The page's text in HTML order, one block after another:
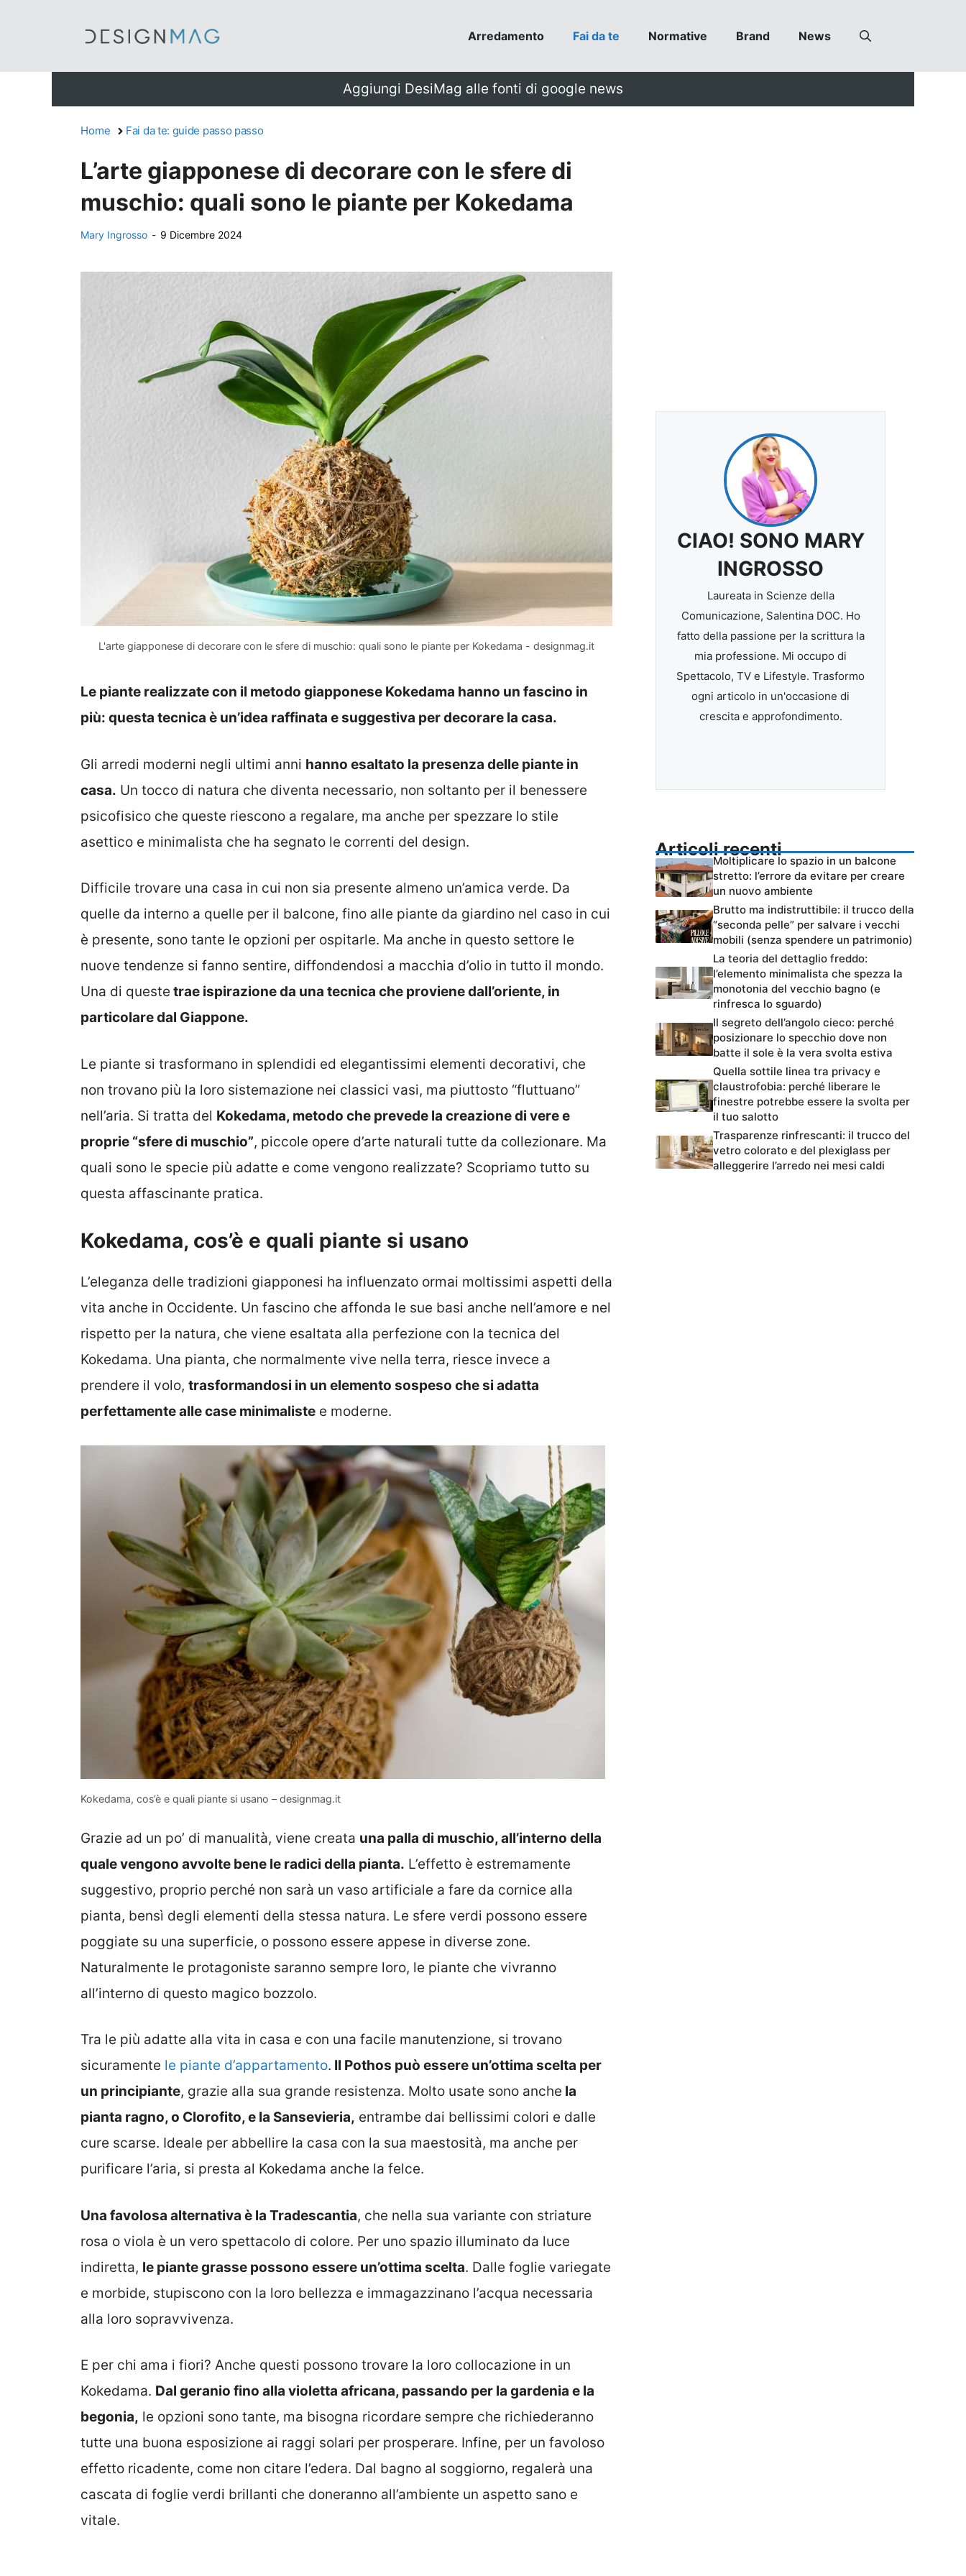
Arredamento Fai da te Normative Brand News
Aggiungi DesiMag alle fonti di google news
Home Fai da te: guide passo passo
L’arte giapponese di decorare con le sfere di
muschio: quali sono le piante per Kokedama
Mary Ingrosso - 9 Dicembre 2024
L'arte giapponese di decorare con le sfere di muschio: quali sono le piante per Kokedama - designmag.it
Le piante realizzate con il metodo giapponese Kokedama hanno un fascino in
più: questa tecnica è un’idea raffinata e suggestiva per decorare la casa.
Gli arredi moderni negli ultimi anni hanno esaltato la presenza delle piante in
casa. Un tocco di natura che diventa necessario, non soltanto per il benessere
psicofisico che queste riescono a regalare, ma anche per spezzare lo stile
asettico e minimalista che ha segnato le correnti del design.
Difficile trovare una casa in cui non sia presente almeno un’amica verde. Da
quelle da interno a quelle per il balcone, fino alle piante da giardino nel caso in cui
è presente, sono tante le opzioni per ospitarle. Ma anche in questo settore le
nuove tendenze si fanno sentire, diffondendosi a macchia d’olio in tutto il mondo.
Una di queste trae ispirazione da una tecnica che proviene dall’oriente, in
particolare dal Giappone.
Le piante si trasformano in splendidi ed elegantissimi elementi decorativi, che
non trovano più la loro sistemazione nei classici vasi, ma piuttosto “fluttuano”
nell’aria. Si tratta del Kokedama, metodo che prevede la creazione di vere e
proprie “sfere di muschio”, piccole opere d’arte naturali tutte da collezionare. Ma
quali sono le specie più adatte e come vengono realizzate? Scopriamo tutto su
questa affascinante pratica.
Kokedama, cos’è e quali piante si usano
L’eleganza delle tradizioni giapponesi ha influenzato ormai moltissimi aspetti della
vita anche in Occidente. Un fascino che affonda le sue basi anche nell’amore e nel
rispetto per la natura, che viene esaltata alla perfezione con la tecnica del
Kokedama. Una pianta, che normalmente vive nella terra, riesce invece a
prendere il volo, trasformandosi in un elemento sospeso che si adatta
perfettamente alle case minimaliste e moderne.
Kokedama, cos’è e quali piante si usano – designmag.it
Grazie ad un po’ di manualità, viene creata una palla di muschio, all’interno della
quale vengono avvolte bene le radici della pianta. L’effetto è estremamente
suggestivo, proprio perché non sarà un vaso artificiale a fare da cornice alla
pianta, bensì degli elementi della stessa natura. Le sfere verdi possono essere
poggiate su una superficie, o possono essere appese in diverse zone.
Naturalmente le protagoniste saranno sempre loro, le piante che vivranno
all’interno di questo magico bozzolo.
Tra le più adatte alla vita in casa e con una facile manutenzione, si trovano
sicuramente le piante d’appartamento. Il Pothos può essere un’ottima scelta per
un principiante, grazie alla sua grande resistenza. Molto usate sono anche la
pianta ragno, o Clorofito, e la Sansevieria, entrambe dai bellissimi colori e dalle
cure scarse. Ideale per abbellire la casa con la sua maestosità, ma anche per
purificare l’aria, si presta al Kokedama anche la felce.
Una favolosa alternativa è la Tradescantia, che nella sua variante con striature
rosa o viola è un vero spettacolo di colore. Per uno spazio illuminato da luce
indiretta, le piante grasse possono essere un’ottima scelta. Dalle foglie variegate
e morbide, stupiscono con la loro bellezza e immagazzinano l’acqua necessaria
alla loro sopravvivenza.
E per chi ama i fiori? Anche questi possono trovare la loro collocazione in un
Kokedama. Dal geranio fino alla violetta africana, passando per la gardenia e la
begonia, le opzioni sono tante, ma bisogna ricordare sempre che richiederanno
tutte una buona esposizione ai raggi solari per prosperare. Infine, per un favoloso
effetto ricadente, come non citare l’edera. Dal bagno al soggiorno, regalerà una
cascata di foglie verdi brillanti che doneranno all’ambiente un aspetto sano e
vitale.
CIAO! SONO MARY
INGROSSO
Laureata in Scienze della
Comunicazione, Salentina DOC. Ho
fatto della passione per la scrittura la
mia professione. Mi occupo di
Spettacolo, TV e Lifestyle. Trasformo
ogni articolo in un'occasione di
crescita e approfondimento.
Articoli recenti
Moltiplicare lo spazio in un balcone
stretto: l’errore da evitare per creare
un nuovo ambiente
Brutto ma indistruttibile: il trucco della
“seconda pelle” per salvare i vecchi
mobili (senza spendere un patrimonio)
La teoria del dettaglio freddo:
l’elemento minimalista che spezza la
monotonia del vecchio bagno (e
rinfresca lo sguardo)
Il segreto dell’angolo cieco: perché
posizionare lo specchio dove non
batte il sole è la vera svolta estiva
Quella sottile linea tra privacy e
claustrofobia: perché liberare le
finestre potrebbe essere la svolta per
il tuo salotto
Trasparenze rinfrescanti: il trucco del
vetro colorato e del plexiglass per
alleggerire l’arredo nei mesi caldi